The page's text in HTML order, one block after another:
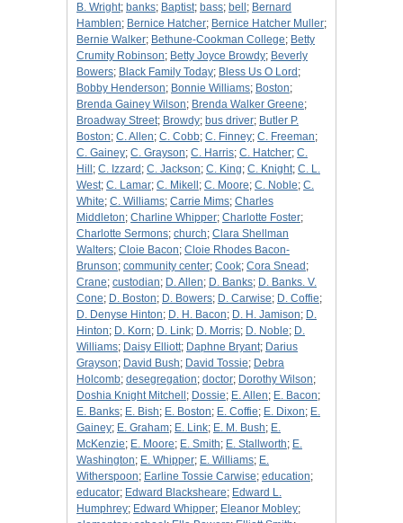
B. Wright; banks; Baptist; bass; bell ; Bernard
Hamblen; Bernice Hatcher; Bernice Hatcher Muller;
Bernie Walker; Bethune-Cookman College; Betty
Crumity Robinson; Betty Joyce Browdy; Beverly
Bowers; Black Family Today; Bless Us O Lord ;
Bobby Henderson; Bonnie Williams; Boston;
Brenda Gainey Wilson; Brenda Walker Greene;
Broadway Street; Browdy; bus driver; Butler P.
Boston; C. Allen; C. Cobb; C. Finney; C. Freeman;
C. Gainey; C. Grayson; C. Harris; C. Hatcher; C.
Hill ; C. Izzard ; C. Jackson; C. King; C. Knight; C. L.
West; C. Lamar; C. Mikell ; C. Moore; C. Noble; C.
White; C. Williams; Carrie Mims; Charles
Middleton; Charline Whipper; Charlotte Foster;
Charlotte Sermons; church; Clara Shellman
Walters; Cloie Bacon; Cloie Rhodes Bacon-
Brunson; community center; Cook; Cora Snead ;
Crane; custodian; D. Allen; D. Banks; D. Banks. V.
Cone; D. Boston; D. Bowers; D. Carwise; D. Coffie;
D. Denyse Hinton; D. H. Bacon; D. H. Jamison; D.
Hinton; D. Korn; D. Link; D. Morris; D. Noble; D.
Williams; Daisy Elliott; Daphne Bryant; Darius
Grayson; David Bush; David Tossie; Debra
Holcomb; desegregation; doctor; Dorothy Wilson;
Doshia Knight Mitchell ; Dossie; E. Allen; E. Bacon;
E. Banks; E. Bish; E. Boston; E. Coffie; E. Dixon; E.
Gainey; E. Graham; E. Link; E. M. Bush; E.
McKenzie; E. Moore; E. Smith; E. Stallworth; E.
Washington; E. Whipper; E. Williams; E.
Witherspoon; Earline Tossie Carwise; education;
educator; Edward Blacksheare; Edward L.
Humphrey; Edward Whipper; Eleanor Mobley;